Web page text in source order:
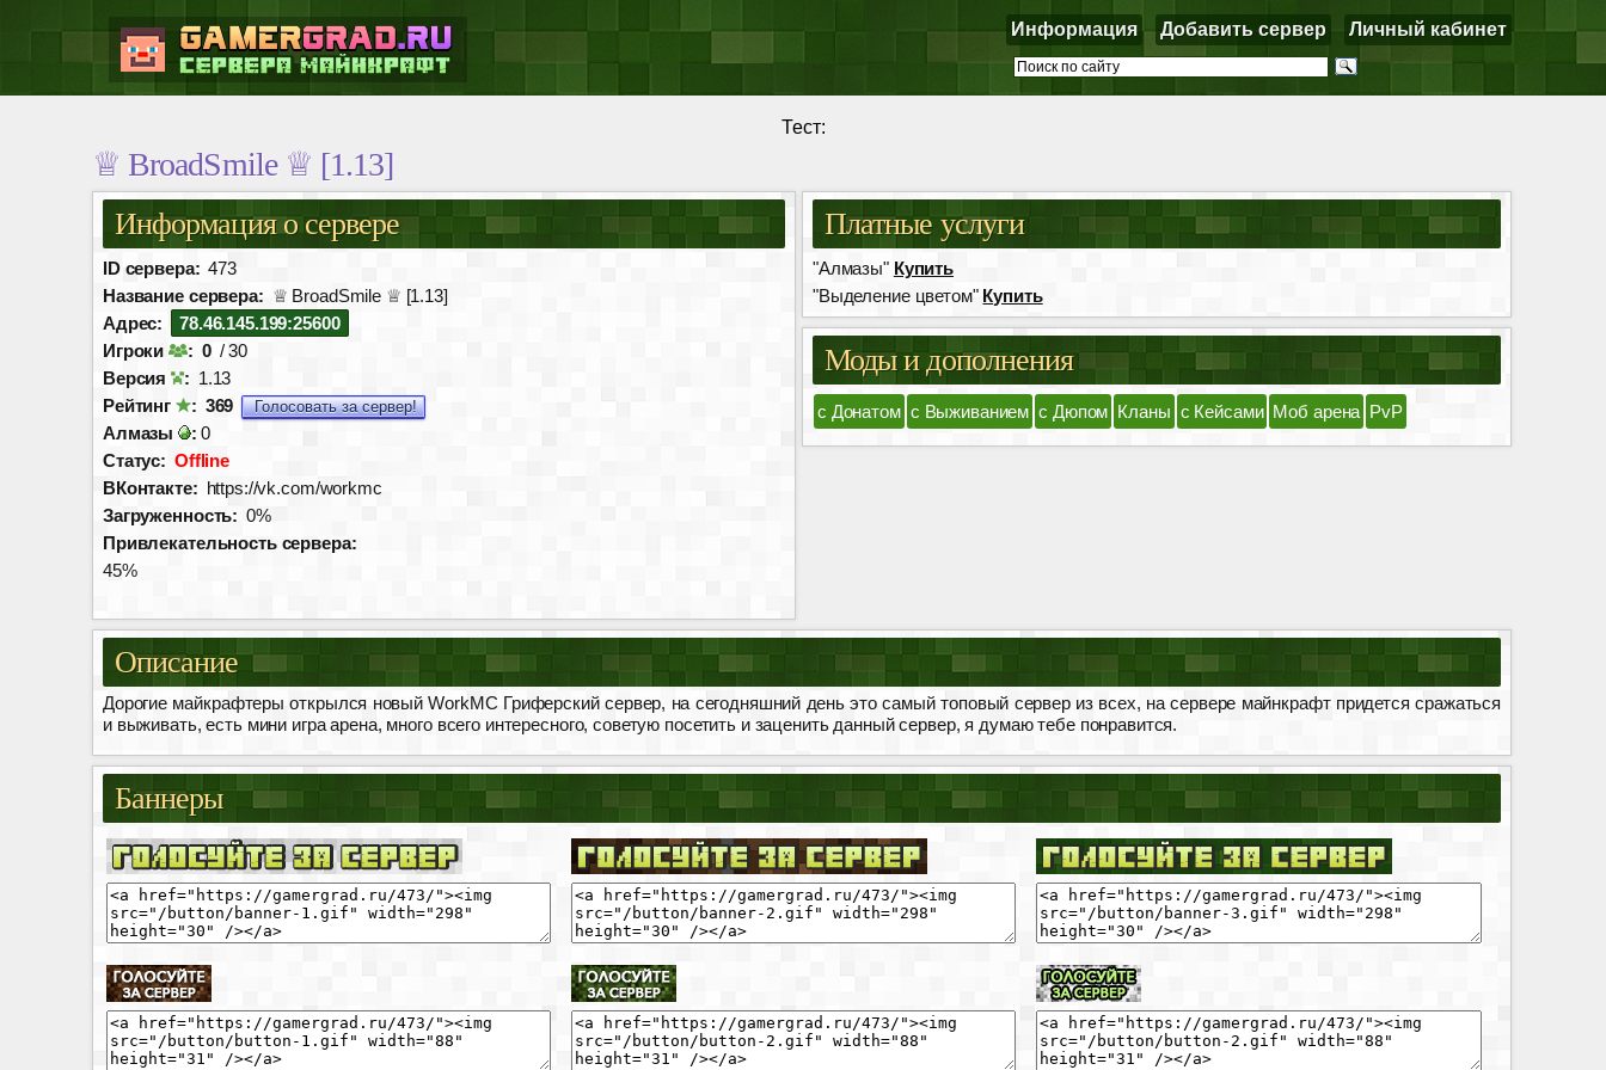
Информация Добавить сервер Личный кабинет
Тест:
♕ BroadSmile ♕ [1.13]
Информация о сервере
ID сервера: 473
Название сервера: ♕ BroadSmile ♕ [1.13]
Адрес:
78.46.145.199:25600
Игроки
: 0 / 30
Версия
: 1.13
Рейтинг
: 369 Голосовать за сервер!
Алмазы : 0
Статус: Offline
ВКонтакте: https://vk.com/workmc
Загруженность: 0%
Привлекательность сервера:
45%
Платные услуги
"Алмазы" Купить
"Выделение цветом" Купить
Моды и дополнения
с Донатом с Выживанием с Дюпом Кланы с Кейсами Моб арена PvP
Описание
Дорогие майкрафтеры открылся новый WorkMC Гриферский сервер, на сегодняшний день это самый топовый сервер из всех, на сервере майнкрафт придется сражаться
и выживать, есть мини игра арена, много всего интересного, советую посетить и заценить данный сервер, я думаю тебе понравится.
Баннеры